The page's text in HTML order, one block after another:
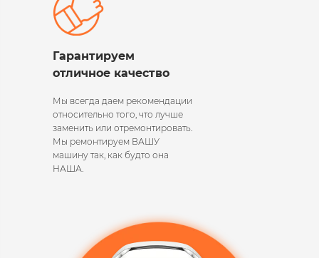
Гарантируем
отличное качество
Мы всегда даем рекомендации
относительно того, что лучше
заменить или отремонтировать.
Мы ремонтируем ВАШУ
машину так, как будто она
НАША.​